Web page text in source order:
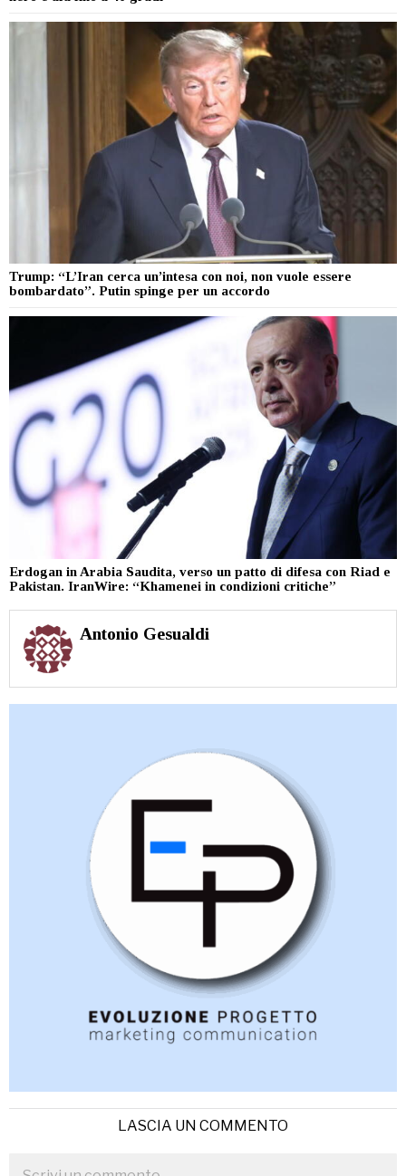
Trump: “L’Iran cerca un’intesa con noi, non vuole essere
bombardato”. Putin spinge per un accordo
Erdogan in Arabia Saudita, verso un patto di difesa con Riad e
Pakistan. IranWire: “Khamenei in condizioni critiche”
Antonio Gesualdi
LASCIA UN COMMENTO